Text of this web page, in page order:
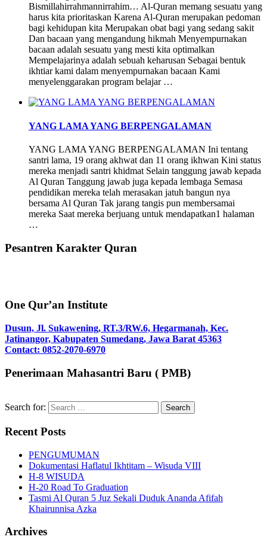
Bismillahirrahmannirrahim… Al-Quran memang sesuatu yang
harus kita prioritaskan Karena Al-Quran merupakan pedoman
bagi kehidupan kita Merupakan obat bagi yang sedang sakit
Dan bacaan yang mengandung hikmah Menyempurnakan
bacaan adalah sesuatu yang mesti kita optimalkan
Mempelajarinya adalah sebuah keharusan Sebagai bentuk
ikhtiar kami dalam menyempurnakan bacaan Kami
menyelenggarakan program belajar …
YANG LAMA YANG BERPENGALAMAN
YANG LAMA YANG BERPENGALAMAN Ini tentang
santri lama, 19 orang akhwat dan 11 orang ikhwan Kini status
mereka menjadi santri khidmat Selain tanggung jawab kepada
Al Quran Tanggung jawab juga kepada lembaga Semasa
pendidikan mereka telah merasakan jatuh bangun nya
bersama Al Quran Tak jarang tangis pun membersamai
mereka Saat mereka berjuang untuk mendapatkan1 halaman
…
Pesantren Karakter Quran
One Qur’an Institute
Dusun, Jl. Sukawening, RT.3/RW.6, Hegarmanah, Kec.
Jatinangor, Kabupaten Sumedang, Jawa Barat 45363
Contact: 0852-2070-6970
Penerimaan Mahasantri Baru ( PMB)
Search for:
Recent Posts
PENGUMUMAN
Dokumentasi Haflatul Ikhtitam – Wisuda VIII
H-8 WISUDA
H-20 Road To Graduation
Tasmi Al Quran 5 Juz Sekali Duduk Ananda Afifah
Khairunnisa Azka
Archives